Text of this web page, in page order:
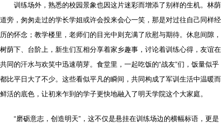
训练场外，熟悉的校园景象也因这片迷彩而增添了别样的生机。林荫
道旁，匆匆走过的学长学姐或许会投来会心一笑，那是对过往自己同样经
历的怀念；教学楼里，老师们的目光中则充满了欣慰与期待。休息间隙，
树荫下、台阶上，新生们互相分享着家乡趣事，讨论着训练心得，友谊在
共同的汗水与欢笑中迅速萌芽。食堂里，一起吃饭的“战友”们，饭量似乎
都比平日大了不少。这些看似平凡的瞬间，共同构成了军训生活中温暖而
鲜活的底色，让初来乍到的学子更快地融入了明天学院这个大家庭。
“磨砺意志，创造明天”，这不仅是悬挂在训练场边的横幅标语，更是